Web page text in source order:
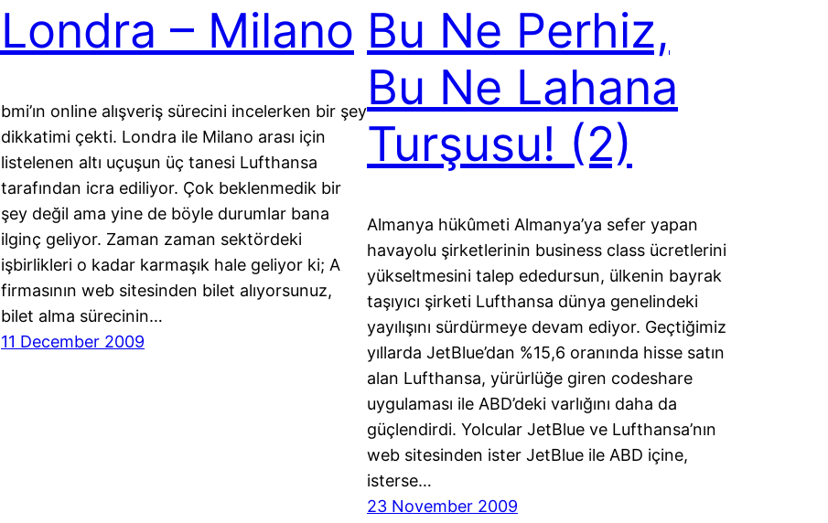
Londra – Milano
bmi’ın online alışveriş sürecini incelerken bir şey
dikkatimi çekti. Londra ile Milano arası için
listelenen altı uçuşun üç tanesi Lufthansa
tarafından icra ediliyor. Çok beklenmedik bir
şey değil ama yine de böyle durumlar bana
ilginç geliyor. Zaman zaman sektördeki
işbirlikleri o kadar karmaşık hale geliyor ki; A
firmasının web sitesinden bilet alıyorsunuz,
bilet alma sürecinin…
11 December 2009
Bu Ne Perhiz,
Bu Ne Lahana
Turşusu! (2)
Almanya hükûmeti Almanya’ya sefer yapan
havayolu şirketlerinin business class ücretlerini
yükseltmesini talep ededursun, ülkenin bayrak
taşıyıcı şirketi Lufthansa dünya genelindeki
yayılışını sürdürmeye devam ediyor. Geçtiğimiz
yıllarda JetBlue’dan %15,6 oranında hisse satın
alan Lufthansa, yürürlüğe giren codeshare
uygulaması ile ABD’deki varlığını daha da
güçlendirdi. Yolcular JetBlue ve Lufthansa’nın
web sitesinden ister JetBlue ile ABD içine,
isterse…
23 November 2009